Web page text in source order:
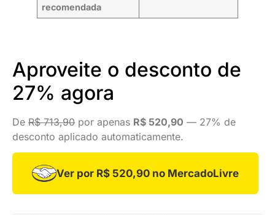
recomendada
Aproveite o desconto de
27% agora
De R$ 713,90 por apenas R$ 520,90 — 27% de
desconto aplicado automaticamente.
Ver por R$ 520,90 no MercadoLivre